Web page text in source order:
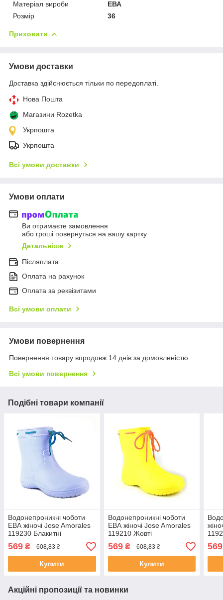
Матеріал вироби
ЕВА
Розмір
36
Приховати
Умови доставки
Доставка здійснюється тільки по передоплаті.
Нова Пошта
Магазини Rozetka
Укрпошта
Укрпошта
Всі умови доставки
Умови оплати
Ви отримаєте замовлення
або гроші повернуться на вашу картку
Детальніше
Післяплата
Оплата на рахунок
Оплата за реквізитами
Всі умови оплати
Умови повернення
Повернення товару впродовж 14 днів за домовленістю
Всі умови повернення
Подібні товари компанії
Водонепроникні чоботи
ЕВА жіночі Jose Amorales
119230 Блакитні
569 ₴ 608,83 ₴
Купити
Водонепроникні чоботи
ЕВА жіночі Jose Amorales
119210 Жовті
569₴ 608,83 ₴
Купити
569
Акційні пропозиції та новинки